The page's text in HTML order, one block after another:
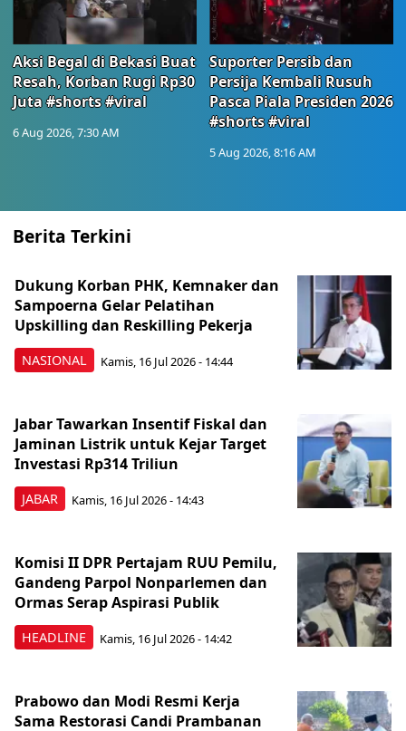
Aksi Begal di Bekasi Buat
Resah, Korban Rugi Rp30
Juta #shorts #viral
6 Aug 2026, 7:30 AM
Suporter Persib dan
Persija Kembali Rusuh
Pasca Piala Presiden 2026
#shorts #viral
5 Aug 2026, 8:16 AM
Berita Terkini
NASIONAL
Dukung Korban PHK, Kemnaker dan
Sampoerna Gelar Pelatihan
Upskilling dan Reskilling Pekerja
Kamis, 16 Jul 2026 - 14:44
JABAR
Jabar Tawarkan Insentif Fiskal dan
Jaminan Listrik untuk Kejar Target
Investasi Rp314 Triliun
Kamis, 16 Jul 2026 - 14:43
HEADLINE
Komisi II DPR Pertajam RUU Pemilu,
Gandeng Parpol Nonparlemen dan
Ormas Serap Aspirasi Publik
Kamis, 16 Jul 2026 - 14:42
Prabowo dan Modi Resmi Kerja
Sama Restorasi Candi Prambanan